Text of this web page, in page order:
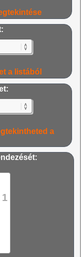
a listából
a